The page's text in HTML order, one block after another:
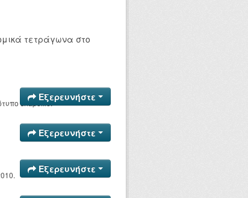
τετράγωνα στο
shapefile.
Εξερευνήστε
Εξερευνήστε
Εξερευνήστε